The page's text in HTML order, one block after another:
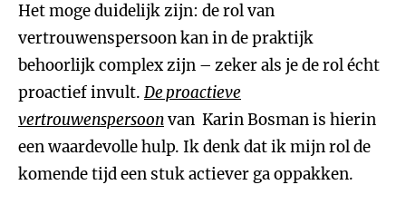
Het moge duidelijk zijn: de rol van
vertrouwenspersoon kan in de praktijk
behoorlijk complex zijn – zeker als je de rol écht
proactief invult. De proactieve
vertrouwenspersoonvan Karin Bosman is hierin
een waardevolle hulp. Ik denk dat ik mijn rol de
komende tijd een stuk actiever ga oppakken.